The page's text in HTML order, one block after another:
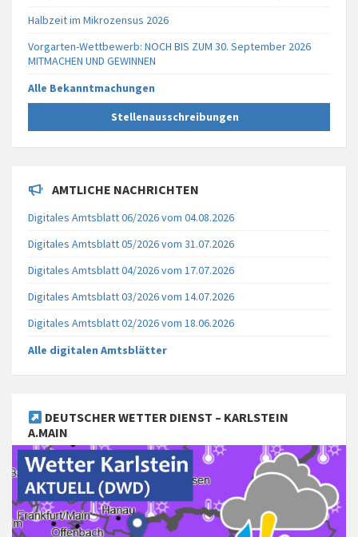
Halbzeit im Mikrozensus 2026
Vorgarten-Wettbewerb: NOCH BIS ZUM 30. September 2026
MITMACHEN UND GEWINNEN
Alle Bekanntmachungen
Stellenausschreibungen
AMTLICHE NACHRICHTEN
Digitales Amtsblatt 06/2026 vom 04.08.2026
Digitales Amtsblatt 05/2026 vom 31.07.2026
Digitales Amtsblatt 04/2026 vom 17.07.2026
Digitales Amtsblatt 03/2026 vom 14.07.2026
Digitales Amtsblatt 02/2026 vom 18.06.2026
Alle digitalen Amtsblätter
DEUTSCHER WETTER DIENST – KARLSTEIN
A.MAIN